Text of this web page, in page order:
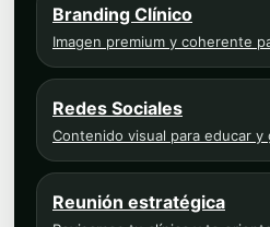
Branding Clínico
Imagen premium y coherente
Redes Sociales
Contenido visual para educar y
Reunión estratégica